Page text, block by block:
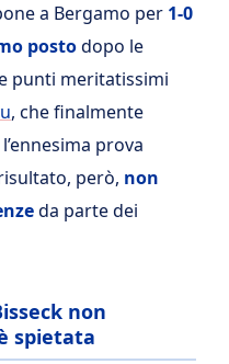
a Bergamo per 1-0
postodopo le
punti meritatissimi
, che finalmente
prova
però, non
da parte dei
non
spietata